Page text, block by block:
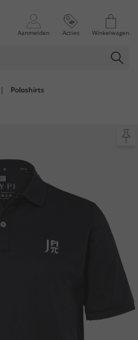
Aanmelden Acties Winkelwagen
| Poloshirts